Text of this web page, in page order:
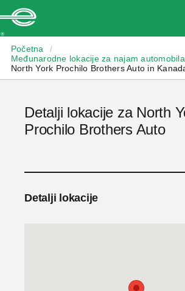
Početna
/
Međunarodne lokacije za najam automobila
North York Prochilo Brothers Auto in
Detalji lokacije za North
Prochilo Brothers Auto
Detalji lokacije